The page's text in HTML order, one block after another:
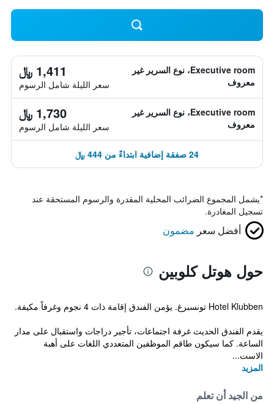
Executive room، نوع السرير غير
معروف
1,411 ﷼
سعر الليلة شامل الرسوم
Executive room، نوع السرير غير
معروف
1,730 ﷼
سعر الليلة شامل الرسوم
24 صفقة إضافية ابتداءً من 444 ﷼
*يشمل المجموع الضرائب المحلية المقدرة والرسوم المستحقة عند
تسجيل المغادرة.
أفضل سعر مضمون
حول هوتل كلوبين
Hotel Klubben تونسبرغ. يؤمن الفندق إقامة ذات 4 نجوم وغرفاً مكيفة.
يقدم الفندق الحديث غرفة اجتماعات، تأجير دراجات واستقبال على مدار
الساعة. كما سيكون طاقم الموظفين المتعددي اللغات على أهبة
الاست...
المزيد
من الجيد أن تعلم